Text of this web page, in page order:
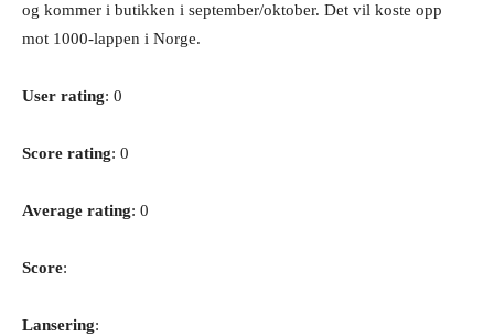
og kommer i butikken i september/oktober. Det vil koste opp
mot 1000-lappen i Norge.
User rating: 0
Score rating: 0
Average rating: 0
Score:
Lansering: